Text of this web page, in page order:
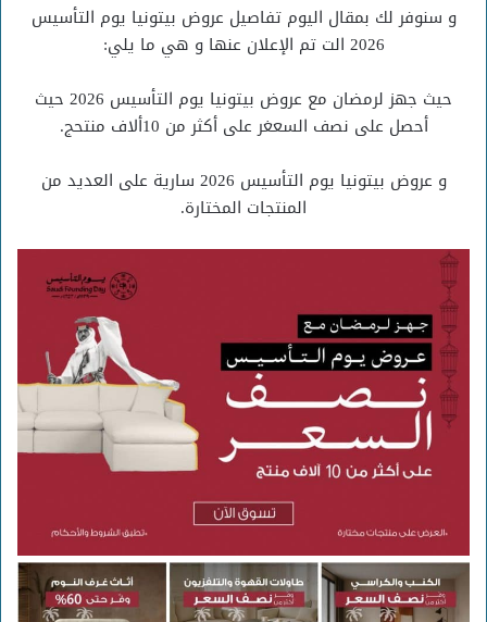
و سنوفر لك بمقال اليوم تفاصيل عروض بيتونيا يوم التأسيس
2026 الت تم الإعلان عنها و هي ما يلي:
حيث جهز لرمضان مع عروض بيتونيا يوم التأسيس 2026 حيث
أحصل على نصف السعغر على أكثر من 10ألاف منتحج.
و عروض بيتونيا يوم التأسيس 2026 سارية على العديد من
المنتجات المختارة.